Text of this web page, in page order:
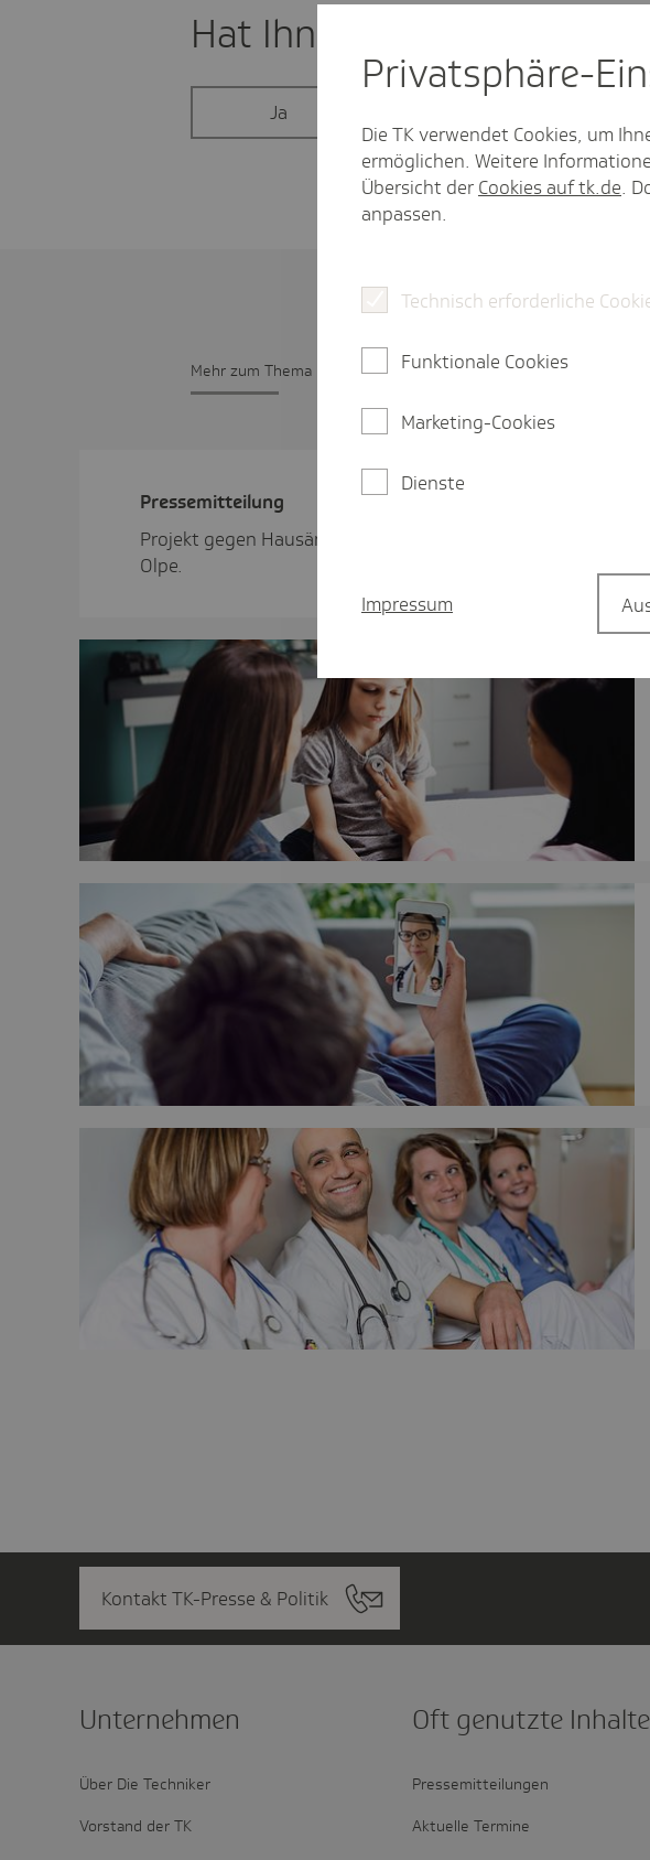
Hat Ihnen der Beitrag
Ja
Mehr zum Thema
Pres­se­mit­tei­lung
Projekt gegen Hausärztemangel auf dem Land:
Olpe.
Kontakt TK-Presse & Politik
Unter­nehmen
Über Die Techniker
Vorstand der TK
Oft genutzte Inhalte
Pressemitteilungen
Aktuelle Termine
Privat­sphäre-
Die TK verwendet Cookies, um
ermöglichen. Weitere
Übersicht der Cookies auf tk.de.
anpassen.
Technisch erforderliche
Funktionale Cookies
Marketing-Cookies
Dienste
Impressum